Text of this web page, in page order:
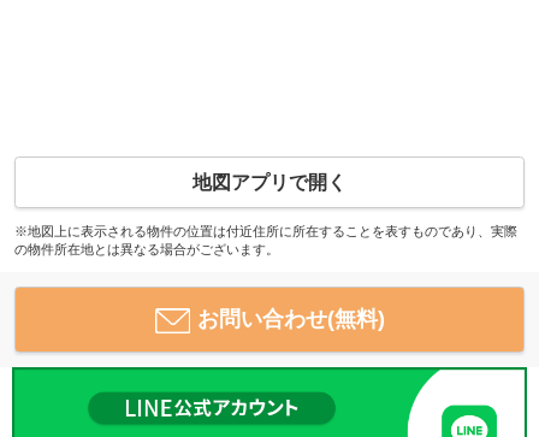
地図アプリで開く
※地図上に表示される物件の位置は付近住所に所在することを表すものであり、実際
の物件所在地とは異なる場合がございます。
お問い合わせ(無料)